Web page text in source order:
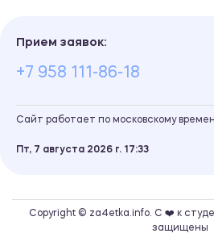
Прием заявок:
+7 958 111-86-18
Сайт работает по московскому
Пт, 7 августа 2026 г. 17 33
Copyright © za4etka.info. С ❤️ к
защищены